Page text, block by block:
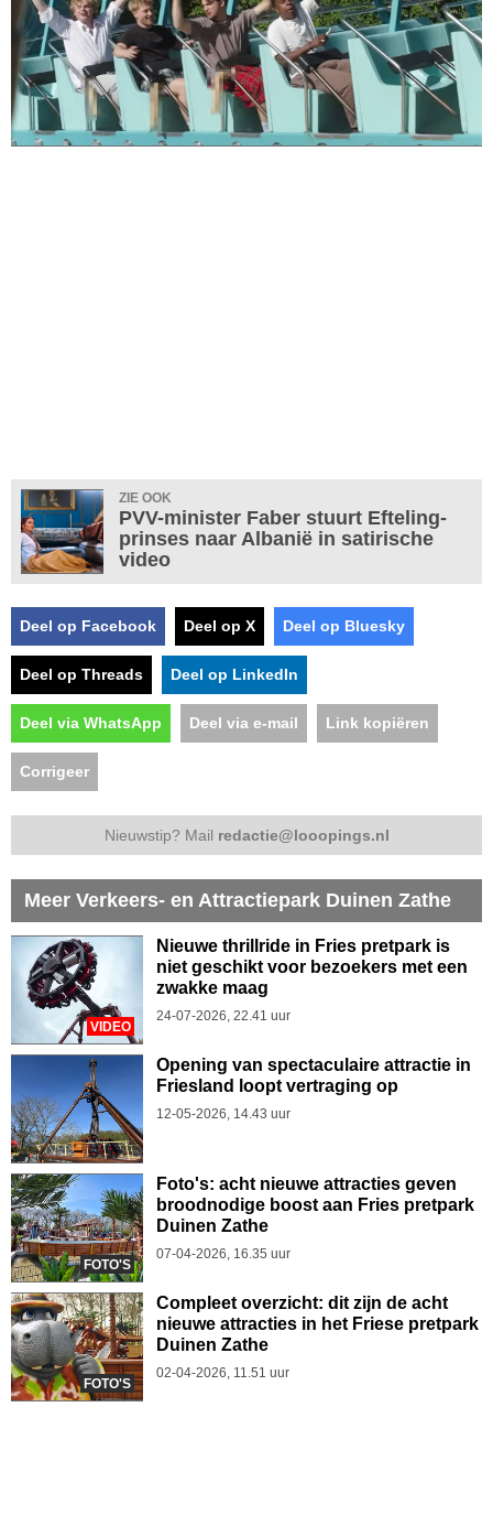
ZIE OOK
PVV-minister Faber stuurt Efteling-
prinses naar Albanië in satirische
video
Deel op Facebook Deel op X Deel op Bluesky
Deel op Threads Deel op LinkedIn
Deel via WhatsApp Deel via e-mail Link kopiëren
Corrigeer
Nieuwstip? Mail redactie@looopings.nl
Meer Verkeers- en Attractiepark Duinen Zathe
VIDEO
Nieuwe thrillride in Fries pretpark is
niet geschikt voor bezoekers met een
zwakke maag
24-07-2026, 22.41 uur
Opening van spectaculaire attractie in
Friesland loopt vertraging op
12-05-2026, 14.43 uur
FOTO'S
Foto's: acht nieuwe attracties geven
broodnodige boost aan Fries pretpark
Duinen Zathe
07-04-2026, 16.35 uur
FOTO'S
Compleet overzicht: dit zijn de acht
nieuwe attracties in het Friese pretpark
Duinen Zathe
02-04-2026, 11.51 uur